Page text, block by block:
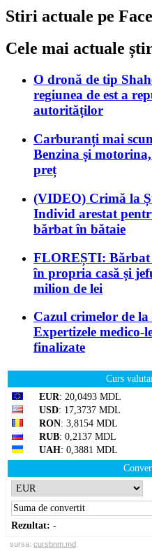
Stiri actuale pe
Cele mai actuale
O dronă de tip
regiunea de est a
autorităților
Carburanți mai
Benzina și
preț
(VIDEO) Crimă la
Individ arestat
bărbat în bătaie
FLOREȘTI: Bărbat
în propria casă și
milion de lei
Cazul crimelor de la
Expertizele medico-
finalizate
Curs
EUR: 20,0493 MDL
USD: 17,3737 MDL
RON: 3,8154 MDL
RUB: 0,2137 MDL
UAH: 0,3881 MDL
Rezultat: -
sursa: cursbnm.md